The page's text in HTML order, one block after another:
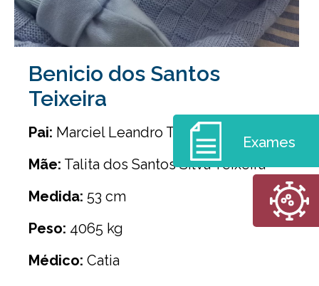
Benicio dos Santos
Teixeira
Pai: Marciel Leandro Teixeira
Mãe: Talita dos Santos Silva Teixeira
Medida: 53 cm
Peso: 4065 kg
Médico: Catia
Exames